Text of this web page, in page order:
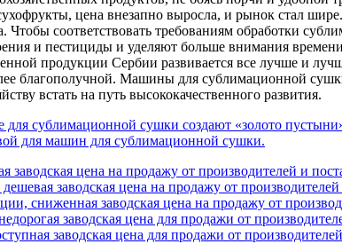
цена внезапно выросла, и рынок стал
соответствовать требованиям обработки
и пестициды и уделяют больше внимания времени
продукции Сербии развивается все лучше и
благополучной. Машины для сублимационной
встать на путь высококачественного развития.
для сублимационной сушки создают «золото
для машин для сублимационной сушки.
цена на продажу от производителей и
заводская цена на продажу от
сниженная заводская цена на продажу от
заводская цена для продажи от
заводская цена для продажи от